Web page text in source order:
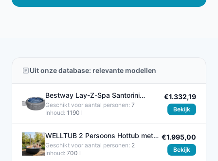
Uit onze database: relevante modellen
Bestway Lay-Z-Spa Santorini
Hydrojet - Opblaasbare spa voor
Geschikt voor aantal personen: 7
Inhoud: 1190 l
€1.332,19
Bekijk
WELLTUB 2 Persoons Hottub met
Gratis Deksel
Geschikt voor aantal personen: 2
Inhoud: 700 l
€1.995,00
Bekijk